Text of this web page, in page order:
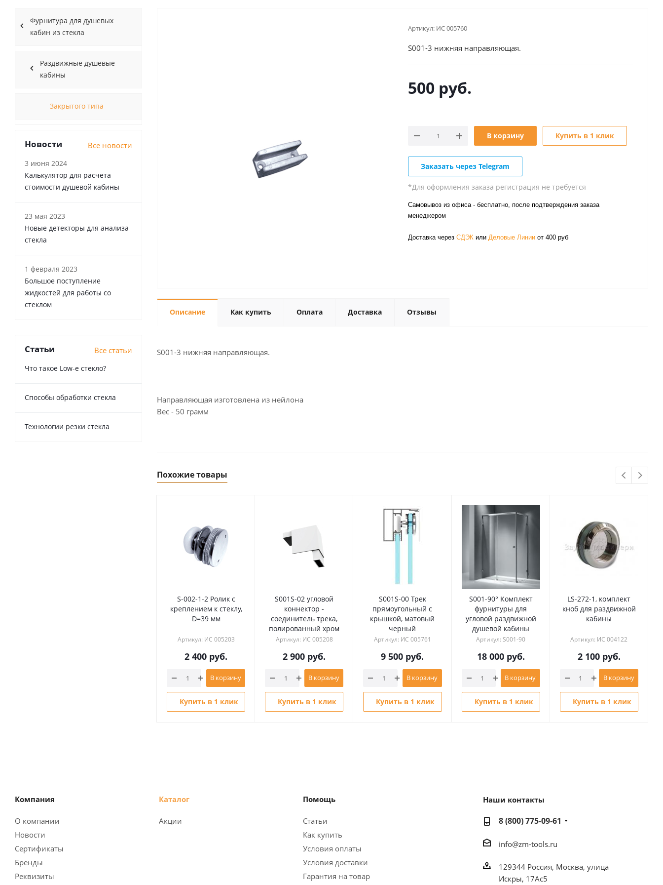
Артикул: ИС 005760
S001-3 нижняя направляющая.
500 руб.
В корзину Купить в 1 клик
Заказать через Telegram
*Для оформления заказа регистрация не требуется
Самовывоз из офиса - бесплатно, после подтверждения заказа
менеджером
Доставка через СДЭК или Деловые Линии от 400 руб
Описание Как купить Оплата Доставка Отзывы
S001-3 нижняя направляющая.
Направляющая изготовлена из нейлона
Вес - 50 грамм
Похожие товары
S-002-1-2 Ролик с
креплением к стеклу,
D=39 мм
Артикул: ИС 005203
2 400 руб.
В корзину
Купить в 1 клик
S001S-02 угловой
коннектор -
соединитель трека,
полированный хром
Артикул: ИС 005208
2 900 руб.
В корзину
Купить в 1 клик
S001S-00 Трек
прямоугольный с
крышкой, матовый
черный
Артикул: ИС 005761
9 500 руб.
В корзину
Купить в 1 клик
S001-90° Комплект
фурнитуры для
угловой раздвижной
душевой кабины
Артикул: S001-90
18 000руб.
В корзину
Купить в 1 клик
LS-272-1, комплект
кноб для раздвижной
кабины
Артикул: ИС 004122
2 100руб.
В корзину
Купить в 1 клик
Фурнитура для душевых
кабин из стекла
Раздвижные душевые
кабины
Закрытого типа
Новости Все новости
3 июня 2024
Калькулятор для расчета
стоимости душевой кабины
23 мая 2023
Новые детекторы для анализа
стекла
1 февраля 2023
Большое поступление
жидкостей для работы со
стеклом
Статьи Все статьи
Что такое Low-e стекло?
Способы обработки стекла
Технологии резки стекла
Компания
О компании
Новости
Сертификаты
Бренды
Реквизиты
Каталог
Акции
Помощь
Статьи
Как купить
Условия оплаты
Условия доставки
Гарантия на товар
Наши контакты
8 (800) 775-09-61
info@zm-tools.ru
129344 Россия, Москва, улица
Искры, 17Ас5